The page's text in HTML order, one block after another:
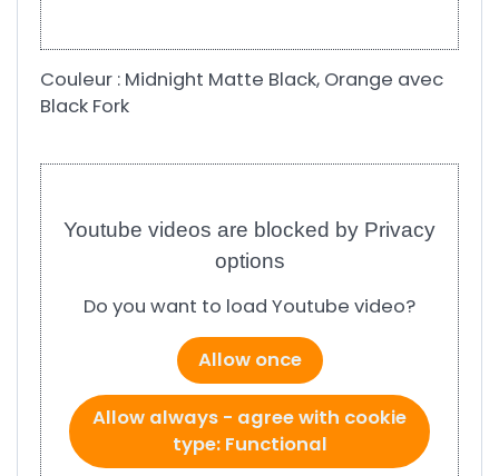
Couleur : Midnight Matte Black, Orange avec
Black Fork
Youtube videos are blocked by Privacy
options
Do you want to load Youtube video?
Allow once
Allow always - agree with cookie
type: Functional